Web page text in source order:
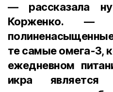
— рассказала
Корженко. —
те самые омега-3,
ежедневном
икра является